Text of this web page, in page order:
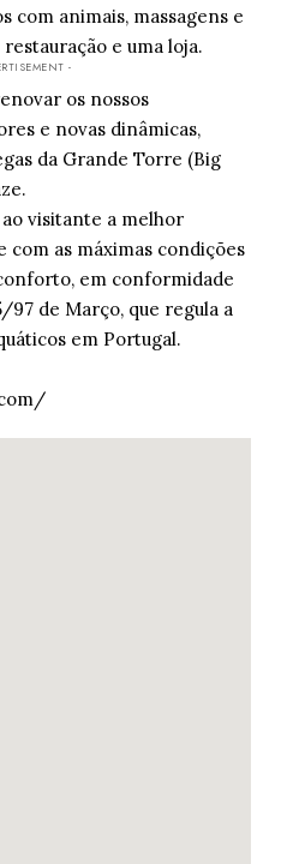
com animais, massagens e
e uma loja.
-
os nossos
e novas dinâmicas,
da Grande Torre (Big
visitante a melhor
com as máximas condições
em conformidade
de Março, que regula a
em Portugal.